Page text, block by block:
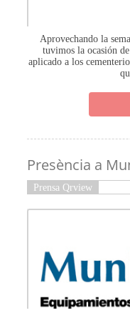
Aprovechando la
tuvimos la ocasión
aplicado a los
Presència a
Prensa Qrview